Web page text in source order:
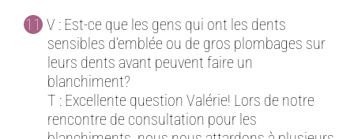
V : Est-ce que les gens qui ont les dents
sensibles d’emblée ou de gros plombages sur
leurs dents avant peuvent faire un
blanchiment?
T : Excellente question Valérie! Lors de notre
rencontre de consultation pour les